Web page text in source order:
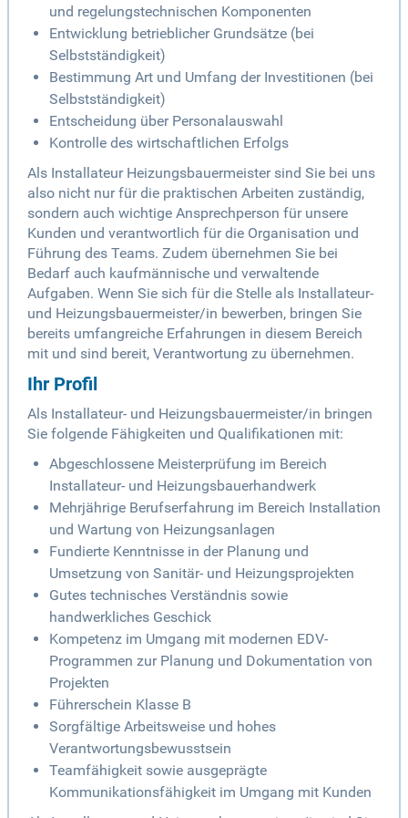
und regelungstechnischen Komponenten
Entwicklung betrieblicher Grundsätze (bei
Selbstständigkeit)
Bestimmung Art und Umfang der Investitionen (bei
Selbstständigkeit)
Entscheidung über Personalauswahl
Kontrolle des wirtschaftlichen Erfolgs
Als Installateur Heizungsbauermeister sind Sie bei uns
also nicht nur für die praktischen Arbeiten zuständig,
sondern auch wichtige Ansprechperson für unsere
Kunden und verantwortlich für die Organisation und
Führung des Teams. Zudem übernehmen Sie bei
Bedarf auch kaufmännische und verwaltende
Aufgaben. Wenn Sie sich für die Stelle als Installateur-
und Heizungsbauermeister/in bewerben, bringen Sie
bereits umfangreiche Erfahrungen in diesem Bereich
mit und sind bereit, Verantwortung zu übernehmen.
Ihr Profil
Als Installateur- und Heizungsbauermeister/in bringen
Sie folgende Fähigkeiten und Qualifikationen mit:
Abgeschlossene Meisterprüfung im Bereich
Installateur- und Heizungsbauerhandwerk
Mehrjährige Berufserfahrung im Bereich Installation
und Wartung von Heizungsanlagen
Fundierte Kenntnisse in der Planung und
Umsetzung von Sanitär- und Heizungsprojekten
Gutes technisches Verständnis sowie
handwerkliches Geschick
Kompetenz im Umgang mit modernen EDV-
Programmen zur Planung und Dokumentation von
Projekten
Führerschein Klasse B
Sorgfältige Arbeitsweise und hohes
Verantwortungsbewusstsein
Teamfähigkeit sowie ausgeprägte
Kommunikationsfähigkeit im Umgang mit Kunden